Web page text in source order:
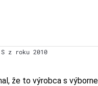
S z roku 2010
že to výrobca s